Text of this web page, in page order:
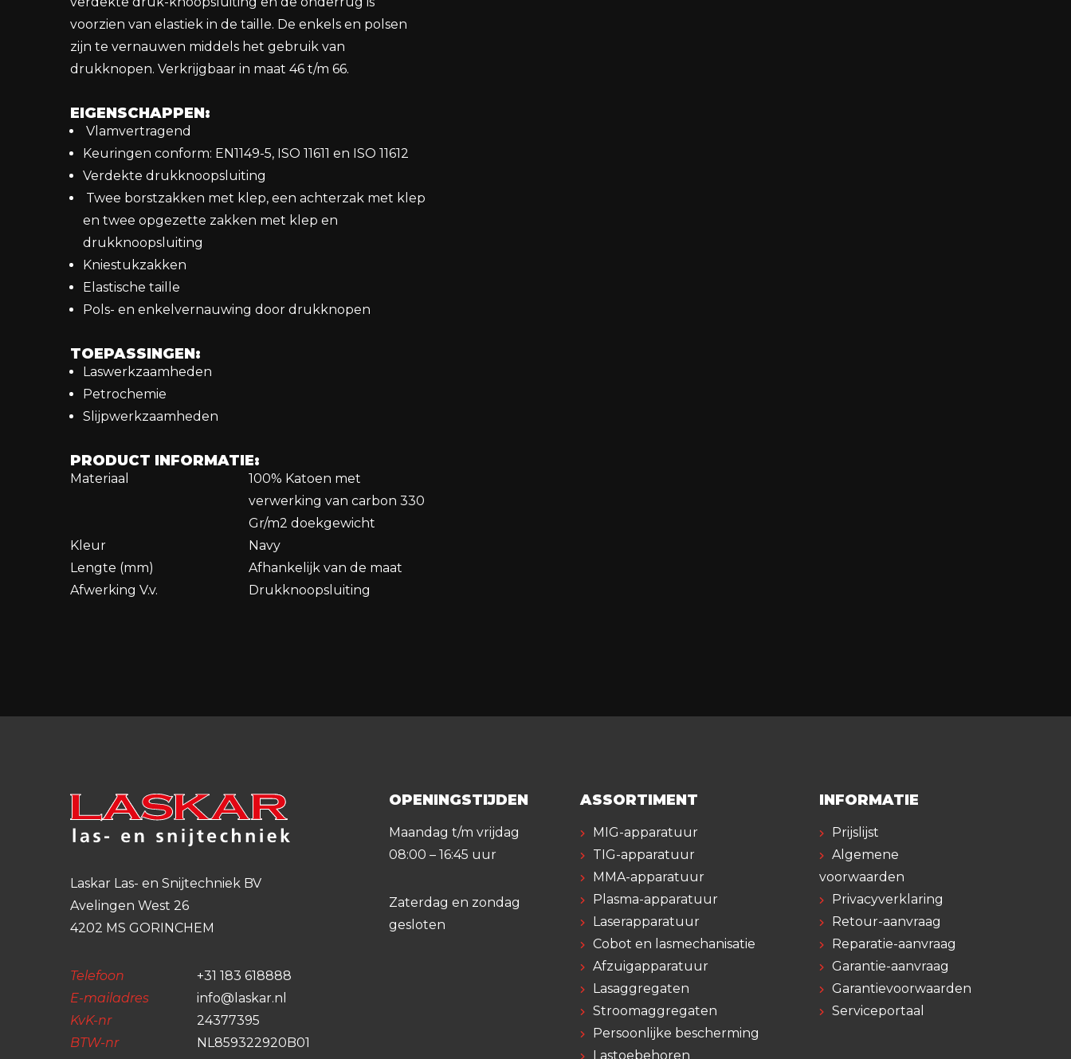
voorzien van elastiek in de taille. De enkels en polsen
zijn te vernauwen middels het gebruik van
drukknopen. Verkrijgbaar in maat 46 t/m 66.
EIGENSCHAPPEN:
Vlamvertragend
Keuringen conform: EN1149-5, ISO 11611 en ISO 11612
Verdekte drukknoopsluiting
Twee borstzakken met klep, een achterzak met klep
en twee opgezette zakken met klep en
drukknoopsluiting
Kniestukzakken
Elastische taille
Pols- en enkelvernauwing door drukknopen
TOEPASSINGEN:
Laswerkzaamheden
Petrochemie
Slijpwerkzaamheden
PRODUCT INFORMATIE:
Materiaal
100% Katoen met
verwerking van carbon 330
Gr/m2 doekgewicht
Kleur
Navy
Lengte (mm)
Afhankelijk van de maat
Afwerking V.v.
Drukknoopsluiting
Laskar Las- en Snijtechniek BV
Avelingen West 26
4202 MS GORINCHEM
Telefoon
+31 183 618888
E-mailadres
info@laskar.nl
KvK-nr
24377395
BTW-nr
NL859322920B01
OPENINGSTIJDEN
Maandag t/m vrijdag
08:00 – 16:45 uur
Zaterdag en zondag
gesloten
ASSORTIMENT
MIG-apparatuur
TIG-apparatuur
MMA-apparatuur
Plasma-apparatuur
Laserapparatuur
Cobot en lasmechanisatie
Afzuigapparatuur
Lasaggregaten
Stroomaggregaten
Persoonlijke bescherming
Lastoebehoren
INFORMATIE
Prijslijst
Algemene
voorwaarden
Privacyverklaring
Retour-aanvraag
Reparatie-aanvraag
Garantie-aanvraag
Garantievoorwaarden
Serviceportaal